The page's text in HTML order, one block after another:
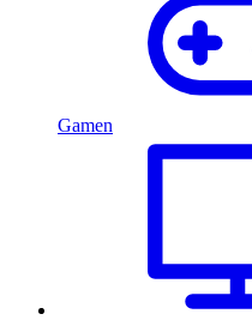
Gamen